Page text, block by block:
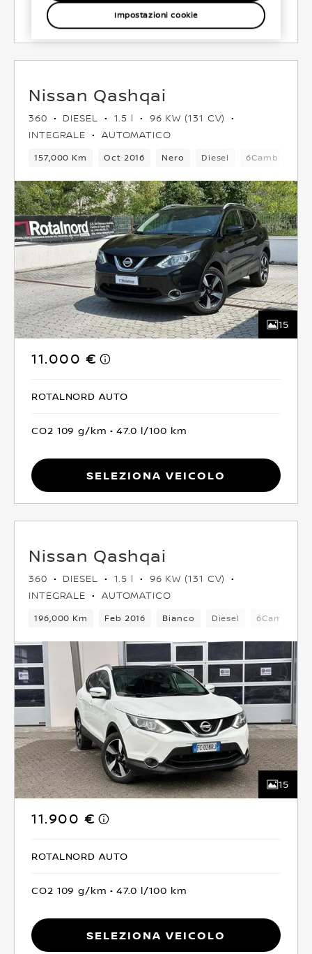
Seleziona Veicolo
Nissan Qashqai
360 DIESEL 1.5 l
96 KW (131 CV)
INTEGRALE
AUTOMATICO
157,000 Km Oct 2016 Nero Diesel 6Cambio
15
11.000 €
ROTALNORD AUTO
CO2 109 g/km 47.0 l/100 km
Seleziona Veicolo
Nissan Qashqai
360 DIESEL 1.5 l
96 KW (131 CV)
INTEGRALE
AUTOMATICO
196,000 Km Feb 2016 Bianco Diesel 6Cambio
15
11.900 €
ROTALNORD AUTO
CO2 109 g/km 47.0 l/100 km
Seleziona Veicolo
Impostazioni cookie